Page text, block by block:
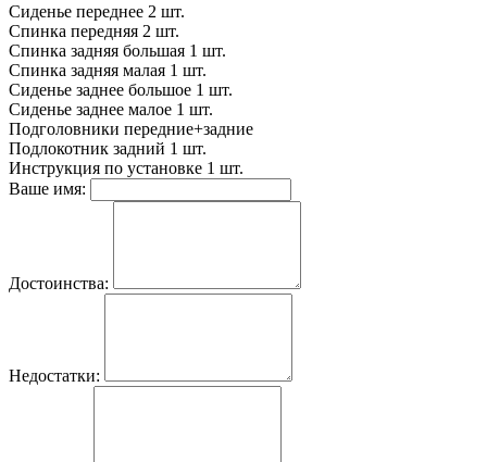
Сиденье переднее 2 шт.
Спинка передняя 2 шт.
Спинка задняя большая 1 шт.
Спинка задняя малая 1 шт.
Сиденье заднее большое 1 шт.
Сиденье заднее малое 1 шт.
Подголовники передние+задние
Подлокотник задний 1 шт.
Инструкция по установке 1 шт.
Ваше имя:
Достоинства:
Недостатки: